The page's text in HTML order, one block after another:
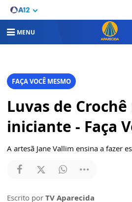
MENU
FAÇA VOCÊ MESMO
Luvas de
iniciante - Faça
A artesã Jane Vallim ensina a fazer
Escrito por TV Aparecida